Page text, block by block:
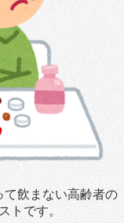
て飲まない高齢者の
トです。